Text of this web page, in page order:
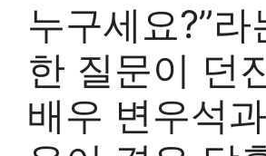
누구세요?”라
한 질문이 던
배우 변우석